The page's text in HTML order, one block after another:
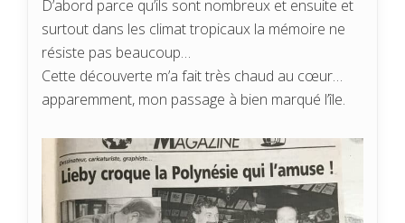
D’abord parce qu’ils sont nombreux et ensuite et
surtout dans les climat tropicaux la mémoire ne
résiste pas beaucoup…
Cette découverte m’a fait très chaud au cœur…
apparemment, mon passage à bien marqué l’île.